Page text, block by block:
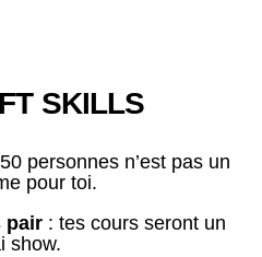
SKILLS
personnes n’est pas un
pour toi.
pair : tes cours seront un
show.